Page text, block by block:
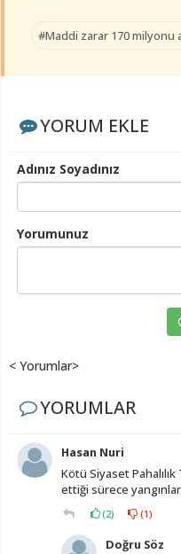
#Maddi zarar 170 milyonu
YORUM EKLE
Adınız Soyadınız
Yorumunuz
< Yorumlar>
YORUMLAR
Hasan Nuri
Kötü Siyaset
ettiği sürece
(2) (1)
Doğru Söz